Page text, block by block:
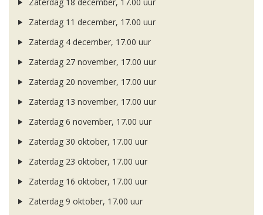
Zaterdag 18 december, 17.00 uur
Zaterdag 11 december, 17.00 uur
Zaterdag 4 december, 17.00 uur
Zaterdag 27 november, 17.00 uur
Zaterdag 20 november, 17.00 uur
Zaterdag 13 november, 17.00 uur
Zaterdag 6 november, 17.00 uur
Zaterdag 30 oktober, 17.00 uur
Zaterdag 23 oktober, 17.00 uur
Zaterdag 16 oktober, 17.00 uur
Zaterdag 9 oktober, 17.00 uur